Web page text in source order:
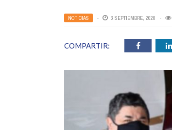
NOTICIAS 3 SEPTIEMBRE, 2020
COMPARTIR: